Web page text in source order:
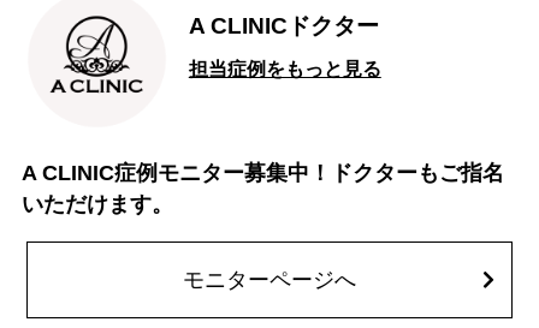
A CLINICドクター
担当症例をもっと見る
A CLINIC症例モニター募集中！ドクターもご指名
いただけます。
モニターページへ